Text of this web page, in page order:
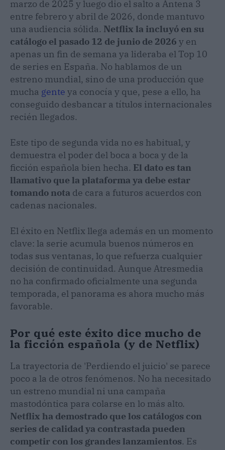
marzo de 2025 y luego dio el salto a Antena 3
entre febrero y abril de 2026, donde mantuvo
una audiencia sólida. Netflix la incluyó en su
catálogo el pasado 12 de junio de 2026 y en
apenas un fin de semana ya lideraba el Top 10
de series en España. No hablamos de un
estreno mundial, sino de una producción que
mucha gente ya conocía y que, pese a ello, ha
conseguido desbancar a títulos internacionales
recién llegados.
Este tipo de segunda vida no es habitual, y
demuestra el poder del boca a boca y de la
ficción española bien hecha. El dato es tan
llamativo que la plataforma ya debe estar
tomando nota de cara a futuros acuerdos con
cadenas nacionales.
El éxito en Netflix llega además en un momento
clave: la serie acumula buenos números en
todas sus ventanas, lo que refuerza cualquier
decisión de continuidad. Aunque Atresmedia
no ha confirmado oficialmente una segunda
temporada, el panorama es ahora mucho más
favorable.
Por qué este éxito dice mucho de
la ficción española (y de Netflix)
La trayectoria de 'Perdiendo el juicio' se parece
poco a la de otros fenómenos. No ha necesitado
un estreno mundial ni una campaña
mastodóntica para colarse en lo más alto.
Netflix ha demostrado que los catálogos con
series de calidad ya contrastada pueden
competir con los grandes lanzamientos. Es